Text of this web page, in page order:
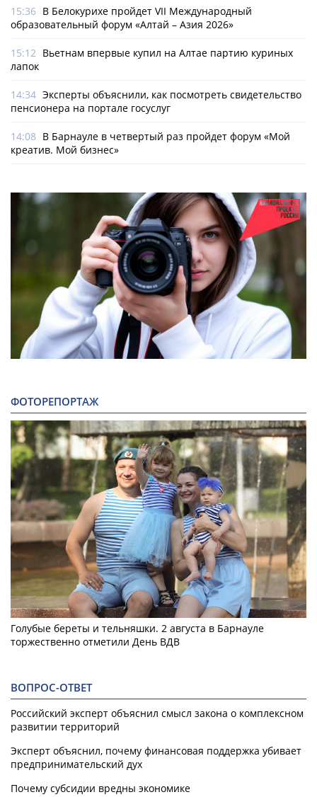
15:36 В Белокурихе пройдет VII Международный
образовательный форум «Алтай – Азия 2026»
15:12 Вьетнам впервые купил на Алтае партию куриных
лапок
14:34 Эксперты объяснили, как посмотреть свидетельство
пенсионера на портале госуслуг
14:08 В Барнауле в четвертый раз пройдет форум «Мой
креатив. Мой бизнес»
ФОТОРЕПОРТАЖ
Голубые береты и тельняшки. 2 августа в Барнауле
торжественно отметили День ВДВ
ВОПРОС-ОТВЕТ
Российский эксперт объяснил смысл закона о комплексном
развитии территорий
Эксперт объяснил, почему финансовая поддержка убивает
предпринимательский дух
Почему субсидии вредны экономике